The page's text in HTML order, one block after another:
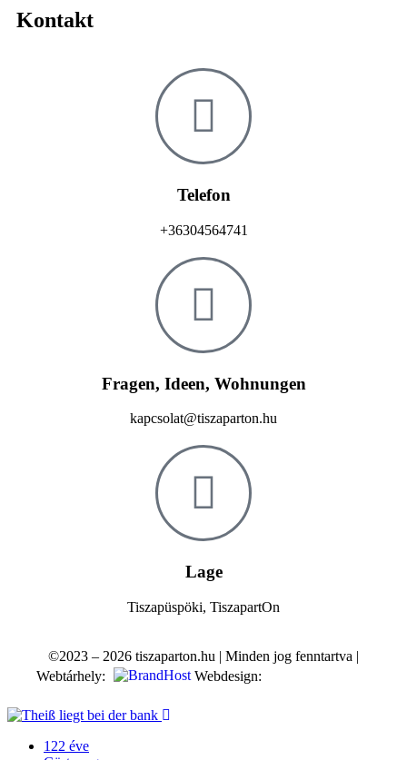
Kontakt
Telefon
+36304564741
Fragen, Ideen, Wohnungen
kapcsolat@tiszaparton.hu
Lage
Tiszapüspöki, TiszapartOn
©2023 – 2026 tiszaparton.hu | Minden jog fenntartva |
Webtárhely:
Webdesign:
122 éve